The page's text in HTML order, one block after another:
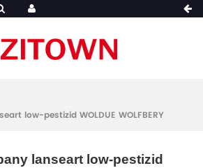
low-pestizid WOLDUE WOLFBERY
lanseart low-pestizid